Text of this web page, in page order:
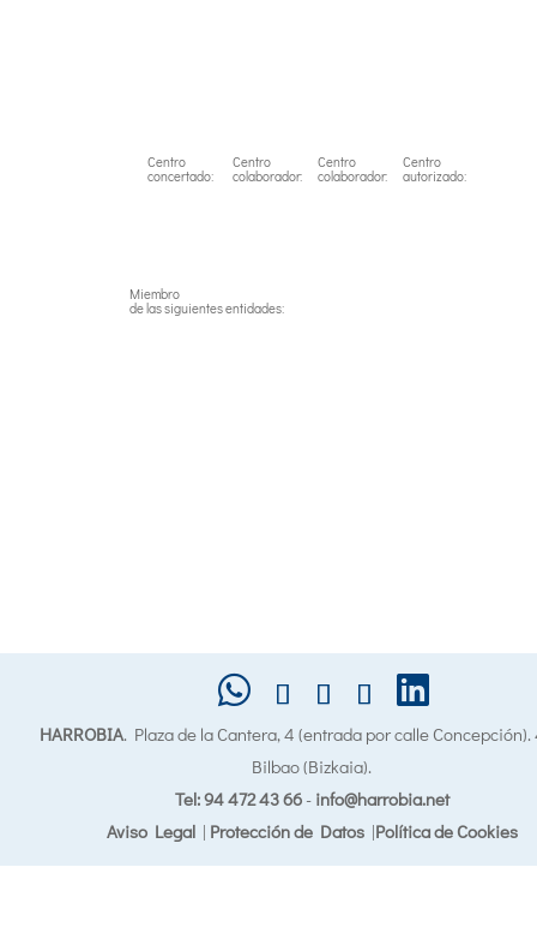
Centro
concertado:
Centro
colaborador:
Centro
colaborador:
Centro
autorizado:
Miembro
de las siguientes entidades:
HARROBIA. Plaza de la Cantera, 4 (entrada por calle
Bilbao (Bizkaia).
Tel: 94 472 43 66- info@harrobia.net
Aviso Legal| Protección de Datos|Política de Cookies